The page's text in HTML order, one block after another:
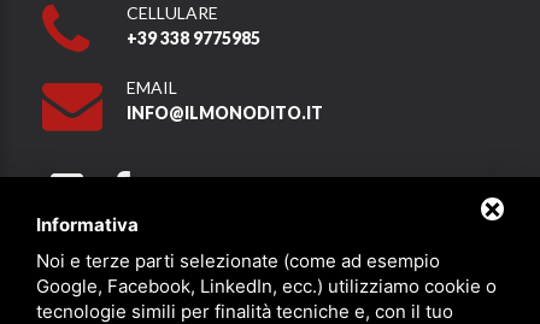
CELLULARE
+39 338 9775985
EMAIL
INFO@ILMONODITO.IT
Partner
Informativa
Noi e terze parti selezionate (come ad esempio
Google, Facebook, LinkedIn, ecc.) utilizziamo cookie o
tecnologie simili per finalità tecniche e, con il tuo